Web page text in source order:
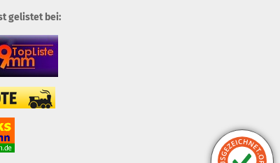
gelistet bei: